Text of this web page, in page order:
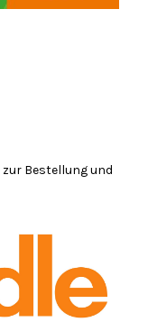
zur Bestellung und